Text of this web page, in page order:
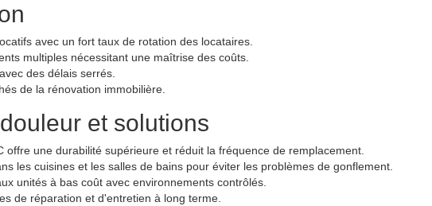
avec un fort taux de rotation des locataires.
multiples nécessitant une maîtrise des coûts.
des délais serrés.
de la rénovation immobilière.
et solutions
offre une durabilité supérieure et réduit la fréquence de remplacement.
les cuisines et les salles de bains pour éviter les problèmes de gonflement.
unités à bas coût avec environnements contrôlés.
de réparation et d'entretien à long terme.